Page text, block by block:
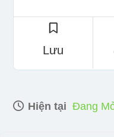
Lưu
Hiện tại Đang